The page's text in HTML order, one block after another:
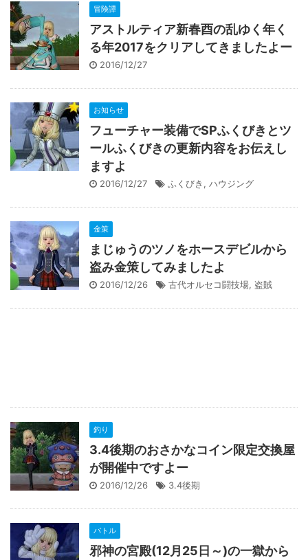
冒険譚
アストルティア新春酉の乱ゆく年く
る年2017をクリアしてきましたよー
2016/12/27
お知らせ
フューチャー装備でSPふくびきとツ
ールふくびきの更新内容をお伝えし
ますよ
2016/12/27 ふくびき , ハウジング
金策
まじゅうのツノをホースデビルから
盗み金策してみましたよ
2016/12/26 古代オルセコ闘技場, 盗賊
釣り
3.4後期のおさかなコイン限定交換屋
が開催中ですよー
2016/12/26 3.4後期
バトル
邪神の宮殿(12月25日～)の一獄から